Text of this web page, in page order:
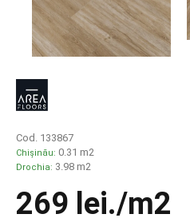
Cod. 133867
Chișinău: 0.31 m2
Drochia: 3.98 m2
269 lei./m2